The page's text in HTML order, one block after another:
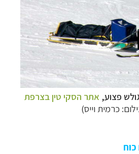
פצוע, אתר הסקי טין בצרפת
כרמית וייס)